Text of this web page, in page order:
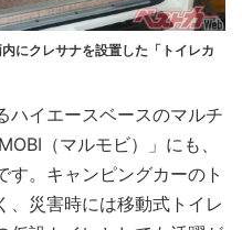
にクレサナを設置した「トイレカ
イエースベースのマルチ
（マルモビ）」にも、
す。キャンピングカーのト
、災害時には移動式トイレ